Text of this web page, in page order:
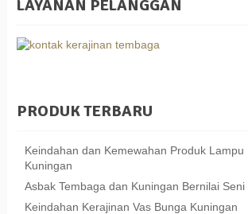
LAYANAN PELANGGAN
PRODUK TERBARU
Keindahan dan Kemewahan Produk Lampu
Kuningan
Asbak Tembaga dan Kuningan Bernilai Seni
Keindahan Kerajinan Vas Bunga Kuningan